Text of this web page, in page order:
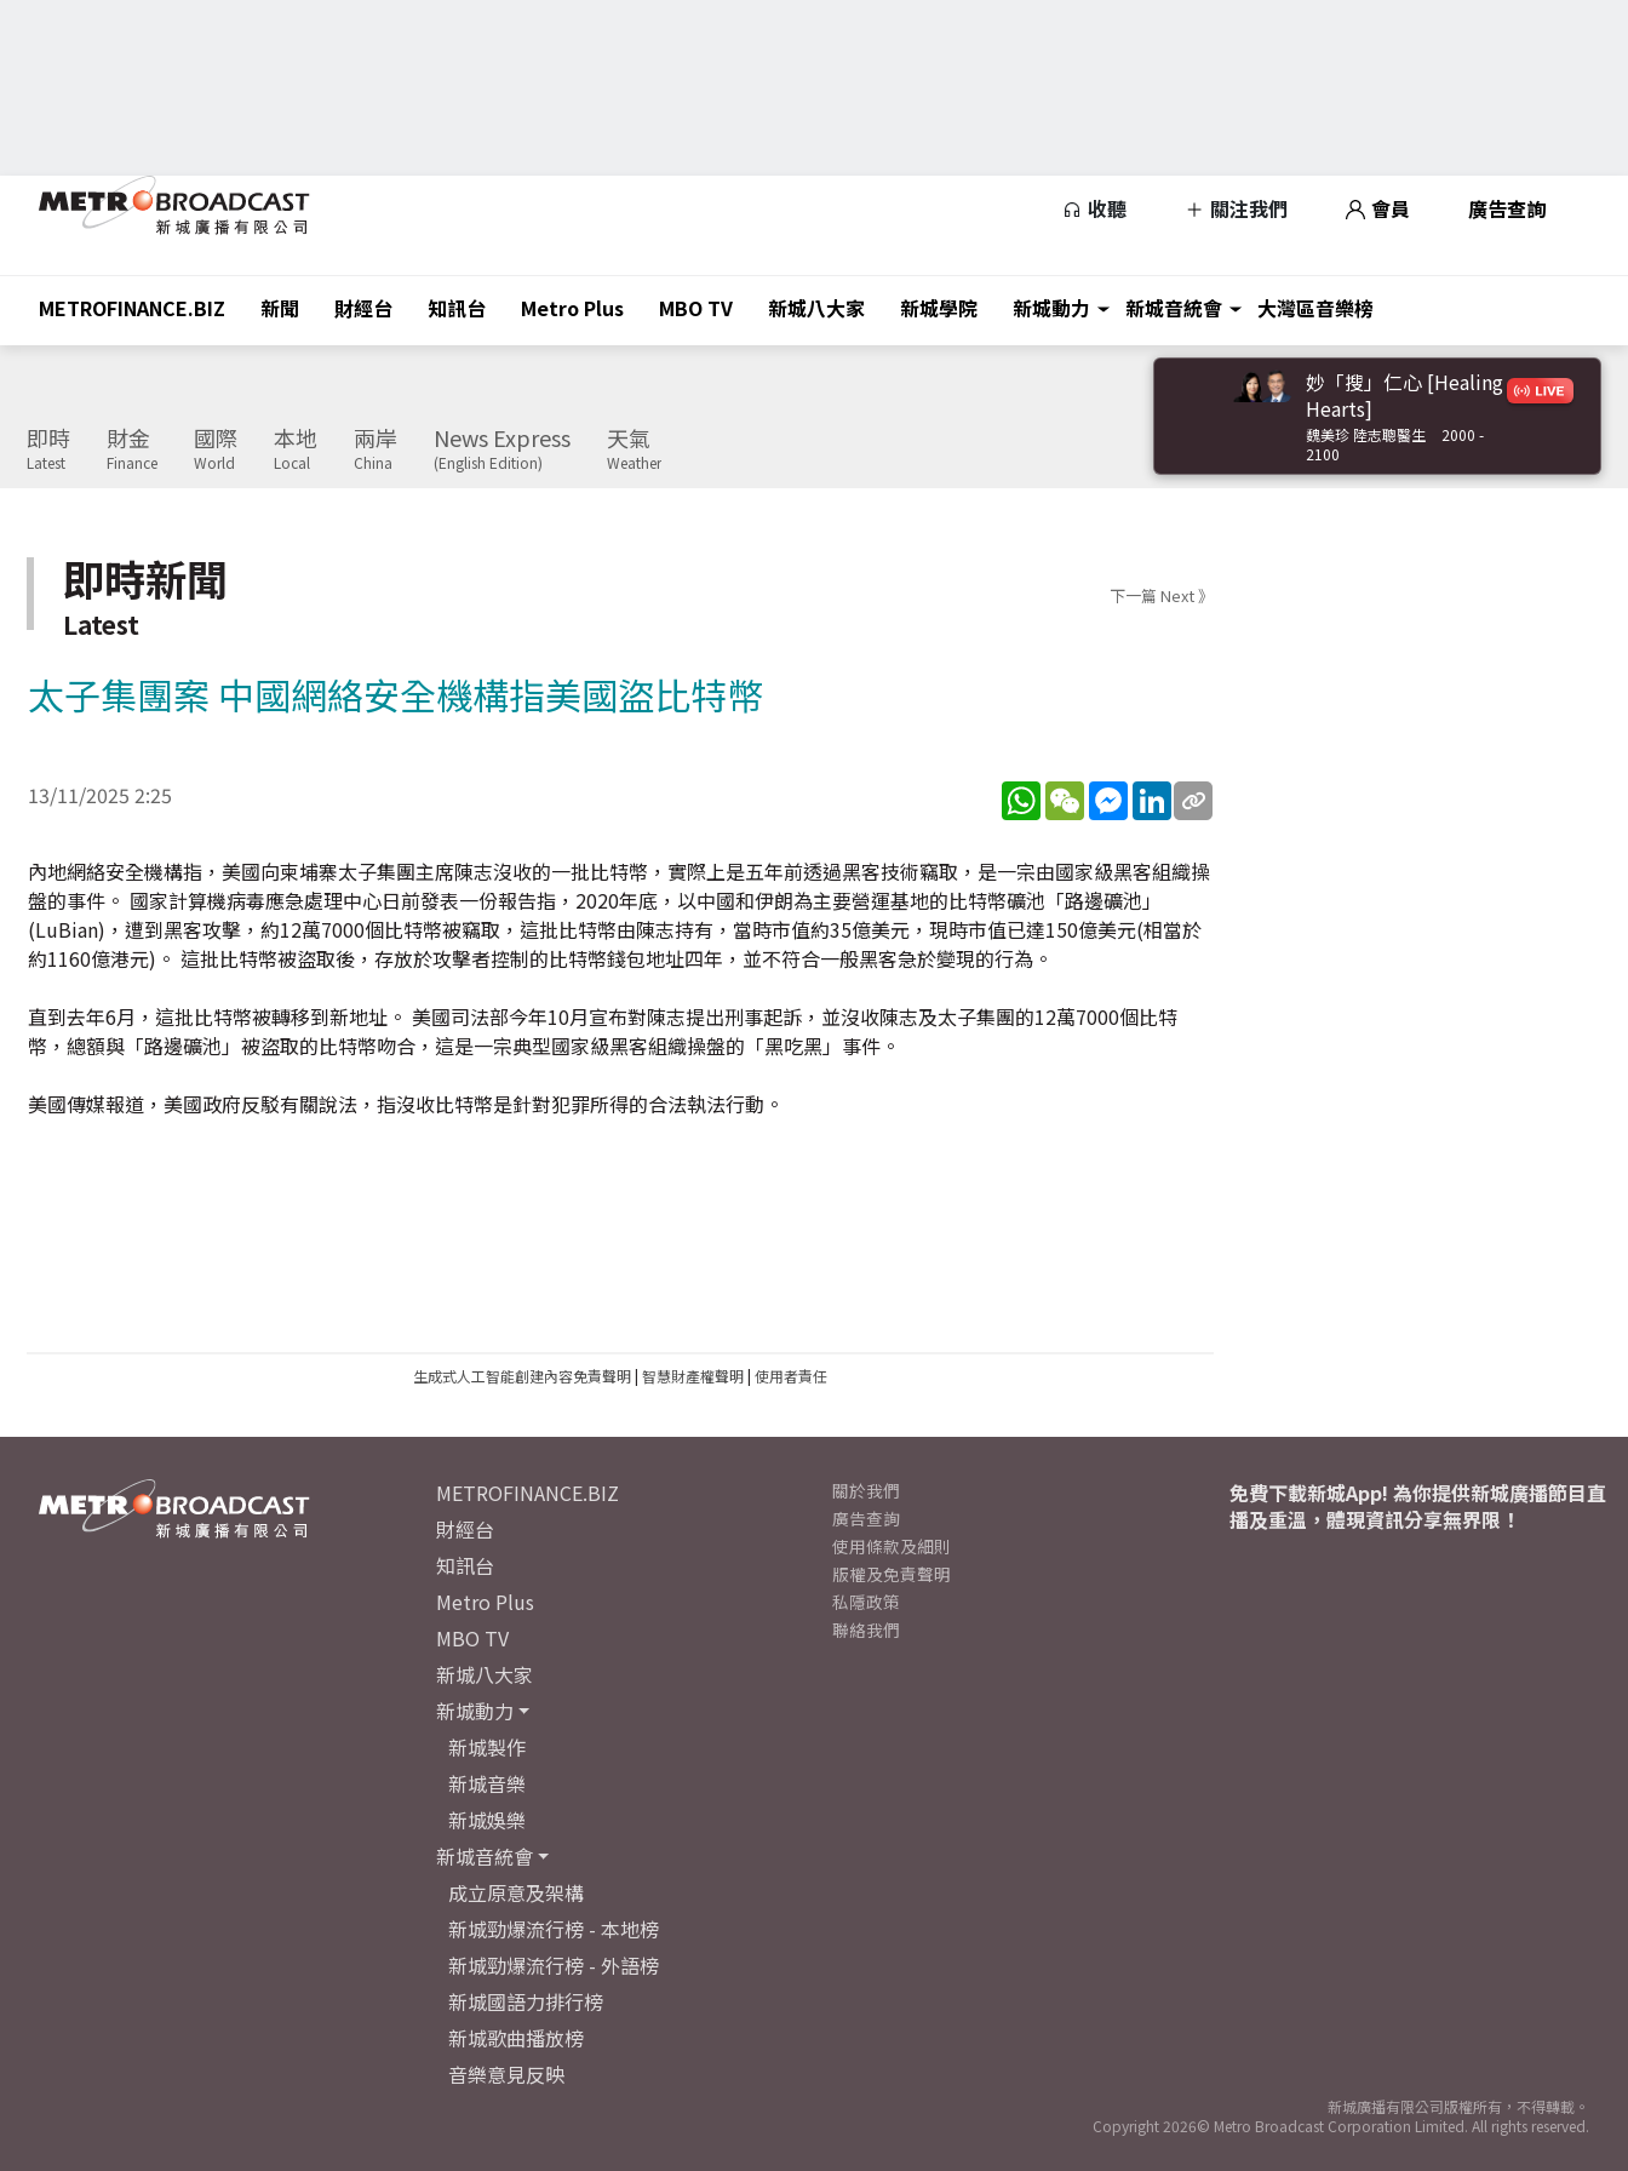
收聽 關注我們 會員 廣告查詢
METROFINANCE.BIZ 新聞 財經台 知訊台 Metro Plus MBO TV 新城八大家 新城學院 新城動力 新城音統會 大灣區音樂榜
即時
Latest
財金
Finance
國際
World
本地
Local
兩岸
China
News Express
(English Edition)
天氣
Weather
妙「搜」仁心 [Healing
Hearts]
魏美珍 陸志聰醫生
2000 -
2100
即時新聞
Latest
下一篇 Next 》
太子集團案 中國網絡安全機構指美國盜比特幣
13/11/2025 2:25 WhatsApp
WeChatMessenger
LinkedIn
內地網絡安全機構指，美國向柬埔寨太子集團主席陳志沒收的一批比特幣，實際上是五年前透過黑客技術竊取，是一宗由國家級黑客組織操
盤的事件。 國家計算機病毒應急處理中心日前發表一份報告指，2020年底，以中國和伊朗為主要營運基地的比特幣礦池「路邊礦池」
(LuBian)，遭到黑客攻擊，約12萬7000個比特幣被竊取，這批比特幣由陳志持有，當時市值約35億美元，現時市值已達150億美元(相當於
約1160億港元)。 這批比特幣被盜取後，存放於攻擊者控制的比特幣錢包地址四年，並不符合一般黑客急於變現的行為。
直到去年6月，這批比特幣被轉移到新地址。 美國司法部今年10月宣布對陳志提出刑事起訴，並沒收陳志及太子集團的12萬7000個比特
幣，總額與「路邊礦池」被盜取的比特幣吻合，這是一宗典型國家級黑客組織操盤的「黑吃黑」事件。
美國傳媒報道，美國政府反駁有關說法，指沒收比特幣是針對犯罪所得的合法執法行動。
生成式人工智能創建內容免責聲明| 智慧財產權聲明| 使用者責任
METROFINANCE.BIZ
財經台
知訊台
Metro Plus
MBO TV
新城八大家
新城動力
新城製作
新城音樂
新城娛樂
新城音統會
成立原意及架構
新城勁爆流行榜 - 本地榜
新城勁爆流行榜 - 外語榜
新城國語力排行榜
新城歌曲播放榜
音樂意見反映
關於我們
廣告查詢
使用條款及細則
版權及免責聲明
私隱政策
聯絡我們
免費下載新城App! 為你提供新城廣播節目直
播及重溫，體現資訊分享無界限！
新城廣播有限公司版權所有，不得轉載。
Copyright 2026© Metro Broadcast Corporation Limited. All rights reserved.